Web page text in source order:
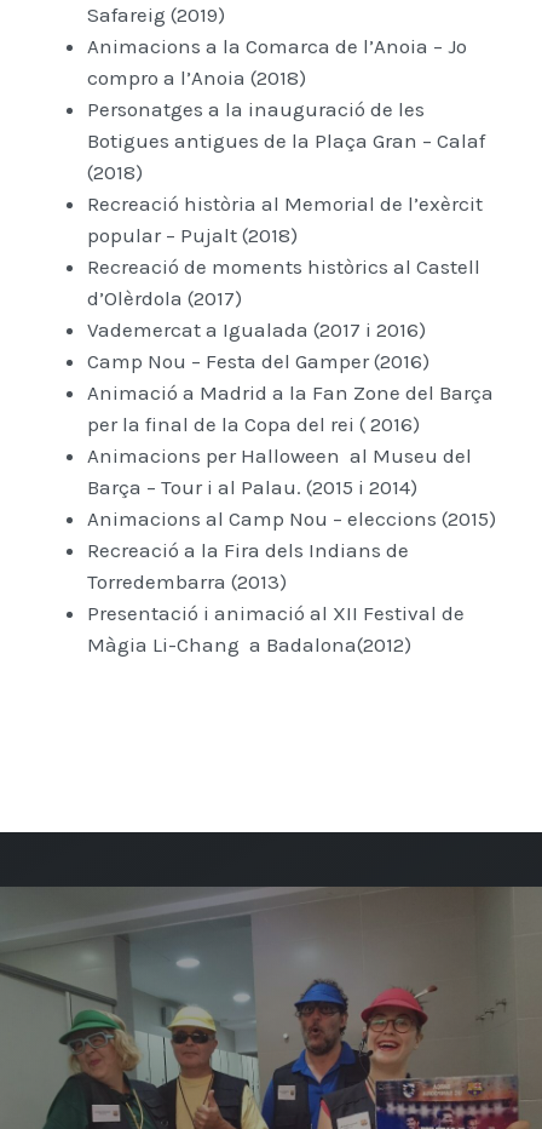
Safareig (2019)
Animacions a la Comarca de l’Anoia – Jo
compro a l’Anoia (2018)
Personatges a la inauguració de les
Botigues antigues de la Plaça Gran – Calaf
(2018)
Recreació història al Memorial de l’exèrcit
popular – Pujalt (2018)
Recreació de moments històrics al Castell
d’Olèrdola (2017)
Vademercat a Igualada (2017 i 2016)
Camp Nou – Festa del Gamper (2016)
Animació a Madrid a la Fan Zone del Barça
per la final de la Copa del rei ( 2016)
Animacions per Halloween al Museu del
Barça – Tour i al Palau. (2015 i 2014)
Animacions al Camp Nou – eleccions (2015)
Recreació a la Fira dels Indians de
Torredembarra (2013)
Presentació i animació al XII Festival de
Màgia Li-Chang a Badalona(2012)